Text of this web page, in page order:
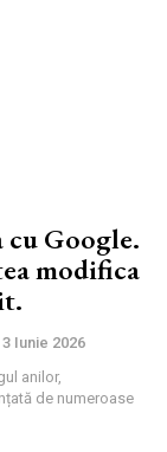
cu Google.
modifica
3 Iunie 2026
anilor,
de numeroase